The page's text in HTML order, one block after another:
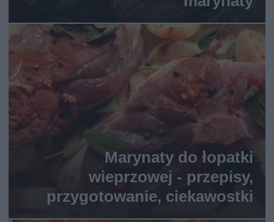
Marynaty do łopatki
wieprzowej - przepisy,
przygotowanie, ciekawostki